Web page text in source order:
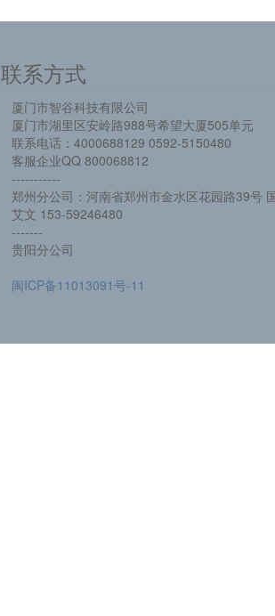
联系方式
厦门市智谷科技有限公司
厦门市湖里区安岭路988号希望大厦505单元
联系电话：4000688129 0592-5150480
客服企业QQ 800068812
-----------
郑州分公司：河南省郑州市金水区花园路39号
艾文 153-59246480
-------
贵阳分公司
闽ICP备11013091号-11